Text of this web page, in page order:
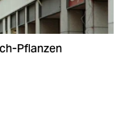
Pflanzen